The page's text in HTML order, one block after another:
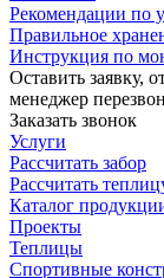
Рекомендации по
Правильное
Инструкция по
Оставить заявку,
менеджер
Заказать звонок
Услуги
Рассчитать забор
Рассчитать
Каталог
Проекты
Теплицы
Спортивные